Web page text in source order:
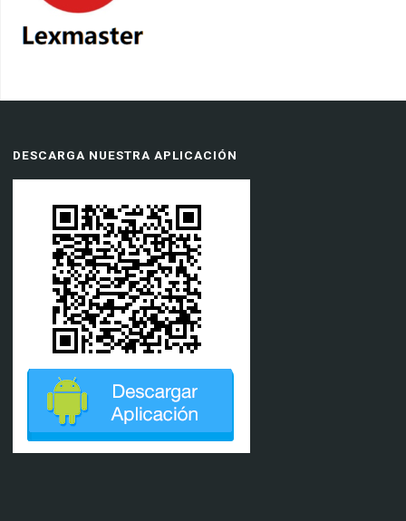
DESCARGA NUESTRA APLICACIÓN